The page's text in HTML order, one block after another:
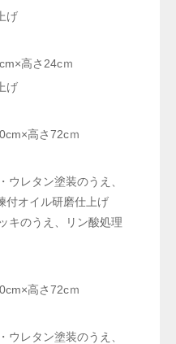
げ
高さ24cｍ
げ
高さ72cｍ
ウレタン塗装のうえ、
付オイル研磨仕上げ
キのうえ、リン酸処理
高さ72cｍ
ウレタン塗装のうえ、